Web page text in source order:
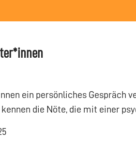
ein persönliches Gespräch
die Nöte, die mit einer